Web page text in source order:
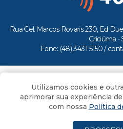
Rua Cel. Marcos Rovaris 230, Ed
Criciúma -
Fone: (48) 3431-5150 /
Todos os direitos
Utilizamos cookies e
aprimorar sua experiência
com nossa Política